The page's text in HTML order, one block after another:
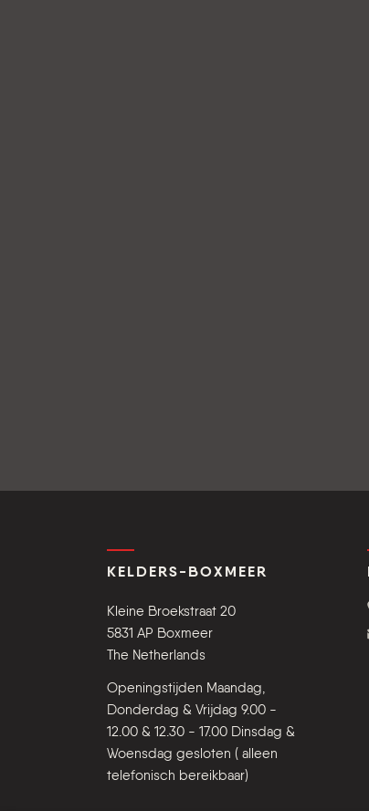
KELDERS-BOXMEER
Kleine Broekstraat 20
5831 AP Boxmeer
The Netherlands
Openingstijden Maandag,
Donderdag & Vrijdag 9.00 -
12.00 & 12.30 - 17.00 Dinsdag &
Woensdag gesloten ( alleen
telefonisch bereikbaar)